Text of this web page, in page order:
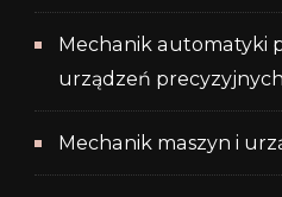
Mechanik automatyki
urządzeń precyzyjnych
Mechanik maszyn i